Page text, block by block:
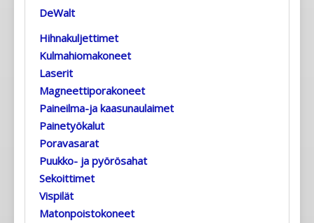
DeWalt
Hihnakuljettimet
Kulmahiomakoneet
Laserit
Magneettiporakoneet
Paineilma-ja kaasunaulaimet
Painetyökalut
Poravasarat
Puukko- ja pyörösahat
Sekoittimet
Vispilät
Matonpoistokoneet